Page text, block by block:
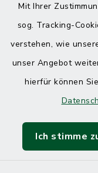
Mit Ihrer
sog. Tracking-
verstehen, wie
unser Angebot
hierfür können
Ich stimme